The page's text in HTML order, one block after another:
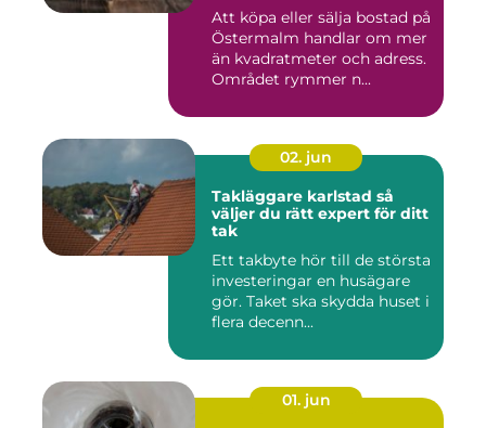
Att köpa eller sälja bostad på
Östermalm handlar om mer
än kvadratmeter och adress.
Området rymmer n...
02. jun
Takläggare karlstad så
väljer du rätt expert för ditt
tak
Ett takbyte hör till de största
investeringar en husägare
gör. Taket ska skydda huset i
flera decenn...
01. jun